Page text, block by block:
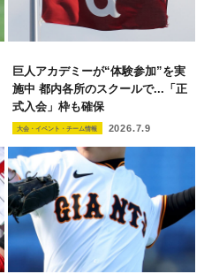
巨人アカデミーが“体験参加”を実
施中 都内各所のスクールで...「正
式入会」枠も確保
大会・イベント・チーム情報 2026.7.9